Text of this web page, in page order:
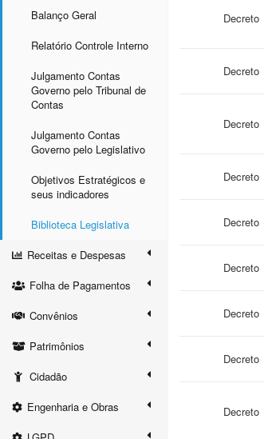
Balanço Geral
Relatório Controle Interno
Julgamento Contas
Governo pelo Tribunal de
Contas
Julgamento Contas
Governo pelo Legislativo
Objetivos Estratégicos e
seus indicadores
Biblioteca Legislativa
Receitas e Despesas
Folha de Pagamentos
Convênios
Patrimônios
Cidadão
Engenharia e Obras
Decreto
Decreto
Decreto
Decreto
Decreto
Decreto
Decreto
Decreto
Decreto